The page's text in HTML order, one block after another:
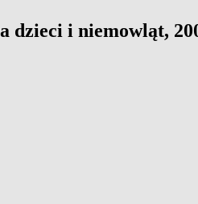
dzieci i niemowląt,